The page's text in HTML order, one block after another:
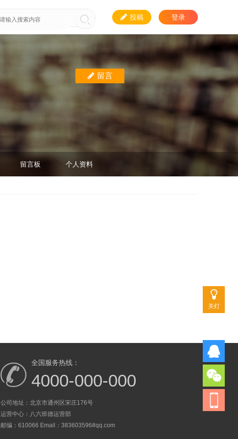
关灯
登录
投稿
留言
留言板 个人资料
全国服务热线：
4000-000-000
公司地址：北京市通州区宋庄176号
运营中心：八六班德运营部
邮编：610066 Email：383603596#qq.com